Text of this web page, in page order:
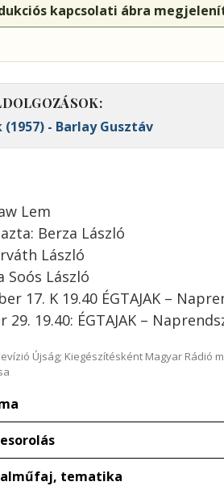
kapcsolati ábra
- Barlay Gusztáv
Lem
Berza László
László
Soós László
17. K 19.40 ÉGTAJAK –
29. 19.40: ÉGTAJAK –
Újság; Kiegészítésként Magyar Rádió
tematika